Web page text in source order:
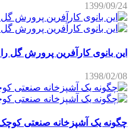
1399/09/24
این بانوی کارآفرین پرورش گل
1398/02/08
چگونه یک آشپزخانه صنعتی